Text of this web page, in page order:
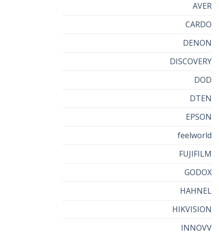
AVER
CARDO
DENON
DISCOVERY
DOD
DTEN
EPSON
feelworld
FUJIFILM
GODOX
HAHNEL
HIKVISION
INNOVV